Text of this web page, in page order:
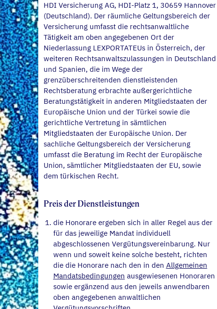
HDI Versicherung AG, HDI-Platz 1, 30659 Hannover
(Deutschland). Der räumliche Geltungsbereich der
Versicherung umfasst die rechtsanwaltliche
Tätigkeit am oben angegebenen Ort der
Niederlassung LEXPORTATEUs in Österreich, der
weiteren Rechtsanwaltszulassungen in Deutschland
und Spanien, die im Wege der
grenzüberschreitenden dienstleistenden
Rechtsberatung erbrachte außergerichtliche
Beratungstätigkeit in anderen Mitgliedstaaten der
Europäische Union und der Türkei sowie die
gerichtliche Vertretung in sämtlichen
Mitgliedstaaten der Europäische Union. Der
sachliche Geltungsbereich der Versicherung
umfasst die Beratung im Recht der Europäische
Union, sämtlicher Mitgliedstaaten der EU, sowie
dem türkischen Recht.
Preis der Dienstleistungen
die Honorare ergeben sich in aller Regel aus der
für das jeweilige Mandat individuell
abgeschlossenen Vergütungsvereinbarung. Nur
wenn und soweit keine solche besteht, richten
die die Honorare nach den in den Allgemeinen
Mandatsbedingungen ausgewiesenen Honoraren
sowie ergänzend aus den jeweils anwendbaren
oben angegebenen anwaltlichen